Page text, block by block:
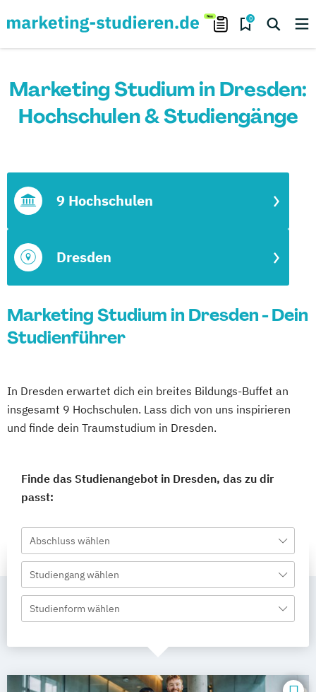
0
Marketing Studium in Dresden:
Hochschulen & Studiengänge
Dresden
9 Hochschulen
Marketing Studium in Dresden - Dein
Studienführer
In Dresden erwartet dich ein breites Bildungs-Buffet an
insgesamt 9 Hochschulen. Lass dich von uns inspirieren
und finde dein Traumstudium in Dresden.
Finde das Studienangebot in Dresden, das zu dir
passt:
Abschluss wählen
Studiengang wählen
Studienform wählen